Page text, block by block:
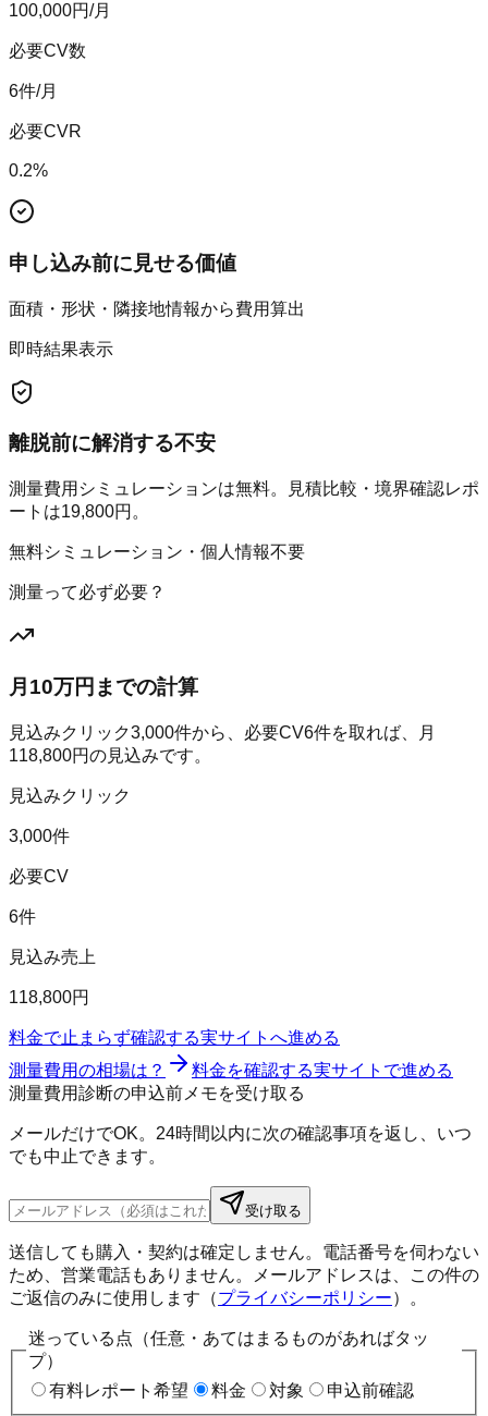
100,000円/月
必要CV数
6件/月
必要CVR
0.2%
申し込み前に見せる価値
面積・形状・隣接地情報から費用算出
即時結果表示
離脱前に解消する不安
測量費用シミュレーションは無料。見積比較・境界確認レポ
ートは19,800円。
無料シミュレーション・個人情報不要
測量って必ず必要？
月10万円までの計算
見込みクリック3,000件から、必要CV6件を取れば、月
118,800円の見込みです。
見込みクリック
3,000件
必要CV
6件
見込み売上
118,800円
料金で止まらず確認する実サイトへ進める
測量費用の相場は？
料金を確認する実サイトで進める
測量費用診断の申込前メモを受け取る
メールだけでOK。24時間以内に次の確認事項を返し、いつ
でも中止できます。
受け取る
送信しても購入・契約は確定しません。電話番号を伺わない
ため、営業電話もありません。メールアドレスは、この件の
ご返信のみに使用します（プライバシーポリシー）。
迷っている点（任意・あてはまるものがあればタッ
プ）
有料レポート希望
料金 対象 申込前確認